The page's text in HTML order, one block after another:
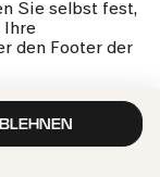
Sie selbst fest,
Ihre
den Footer der